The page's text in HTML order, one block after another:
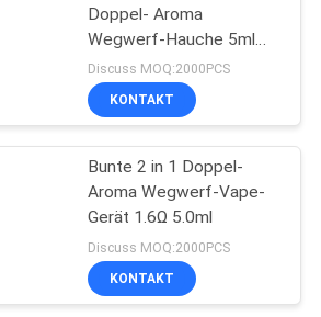
Pen
16
Doppel- Aroma
Wegwerf-Hauche 5ml
Vape-Gerät-2000
Discuss MOQ:2000PCS
KONTAKT
Bunte 2 in 1 Doppel-
Aroma Wegwerf-Vape-
Gerät 1.6Ω 5.0ml
Discuss MOQ:2000PCS
KONTAKT